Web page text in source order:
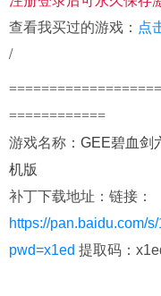
查看我买过的游戏： 点
/
============
游戏名称 ： GEE碧血剑
机版
补丁下载地址： 链接：
https://pan.baidu.com/
pwd=x1ed 提取码：